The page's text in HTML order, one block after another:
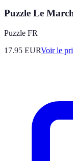
Puzzle Le
Puzzle FR
17.95 EURVoir le